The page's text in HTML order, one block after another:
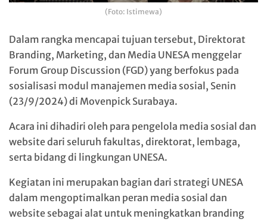
(Foto: Istimewa)
Dalam rangka mencapai tujuan tersebut, Direktorat
Branding, Marketing, dan Media UNESA menggelar
Forum Group Discussion (FGD) yang berfokus pada
sosialisasi modul manajemen media sosial, Senin
(23/9/2024) di Movenpick Surabaya.
Acara ini dihadiri oleh para pengelola media sosial dan
website dari seluruh fakultas, direktorat, lembaga,
serta bidang di lingkungan UNESA.
Kegiatan ini merupakan bagian dari strategi UNESA
dalam mengoptimalkan peran media sosial dan
website sebagai alat untuk meningkatkan branding